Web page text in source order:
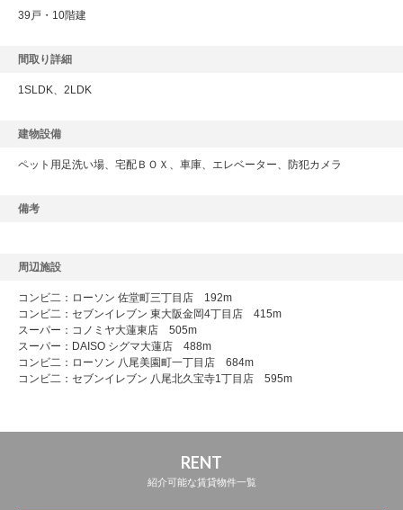
39戸・10階建
間取り詳細
1SLDK、2LDK
建物設備
ペット用足洗い場、宅配ＢＯＸ、車庫、エレベーター、防犯カメラ
備考
周辺施設
コンビ二：ローソン 佐堂町三丁目店 192m
コンビ二：セブンイレブン 東大阪金岡4丁目店 415m
スーパー：コノミヤ大蓮東店 505m
スーパー：DAISO シグマ大蓮店 488m
コンビ二：ローソン 八尾美園町一丁目店 684m
コンビ二：セブンイレブン 八尾北久宝寺1丁目店 595m
RENT
紹介可能な賃貸物件一覧